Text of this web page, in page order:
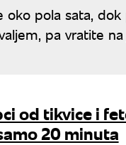
pola sata,
pa vratite
od tikvice i
20 minuta